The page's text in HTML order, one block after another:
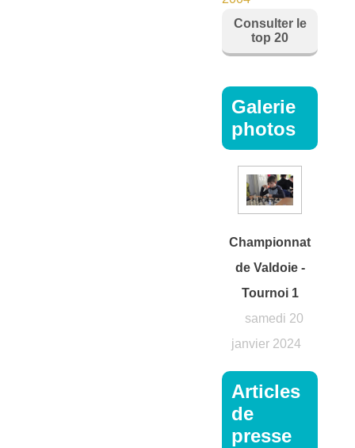
Consulter le
top 20
Galerie
photos
Championnat
de Valdoie -
Tournoi 1
samedi 20
janvier 2024
Articles
de
presse